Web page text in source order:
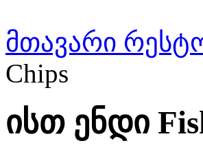
მთავარი
Chips
ისთ ენდი